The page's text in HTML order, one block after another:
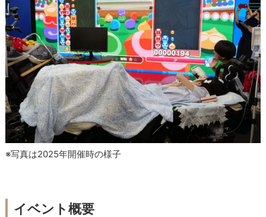
※写真は2025年開催時の様子
イベント概要